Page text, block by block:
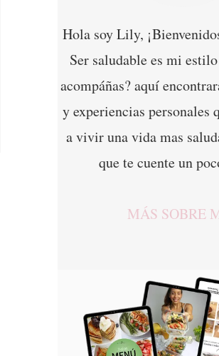
Hola soy Lily,
Ser saludable es mi
acompáñas? aquí
y experiencias personales
a vivir una vida mas
que te cuente un
MÁS SOBRE